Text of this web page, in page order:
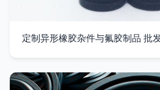
定制异形橡胶杂件与氟胶制品 批